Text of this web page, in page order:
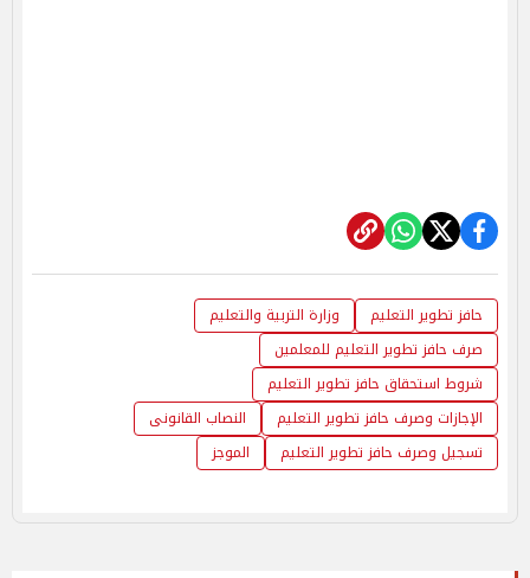
حافز تطوير التعليم
وزارة التربية والتعليم
صرف حافز تطوير التعليم للمعلمين
شروط استحقاق حافز تطوير التعليم
الإجازات وصرف حافز تطوير التعليم
النصاب القانونى
تسجيل وصرف حافز تطوير التعليم
الموجز